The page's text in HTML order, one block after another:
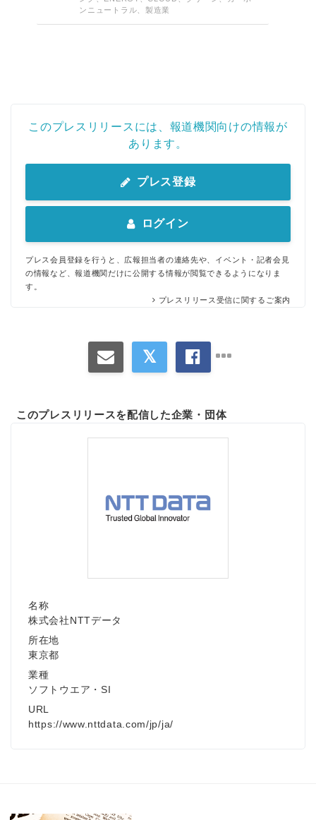
ンニュートラル、製造業
このプレスリリースには、報道機関向けの情報が
あります。
プレス登録
ログイン
プレス会員登録を行うと、広報担当者の連絡先や、イベント・記者会見
の情報など、報道機関だけに公開する情報が閲覧できるようになりま
す。
プレスリリース受信に関するご案内
このプレスリリースを配信した企業・団体
名称
株式会社NTTデータ
所在地
東京都
業種
ソフトウエア・SI
URL
https://www.nttdata.com/jp/ja/